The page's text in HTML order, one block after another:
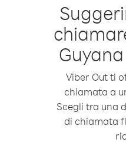
Viber Out ti
chiamata a
Scegli tra una
di chiamata